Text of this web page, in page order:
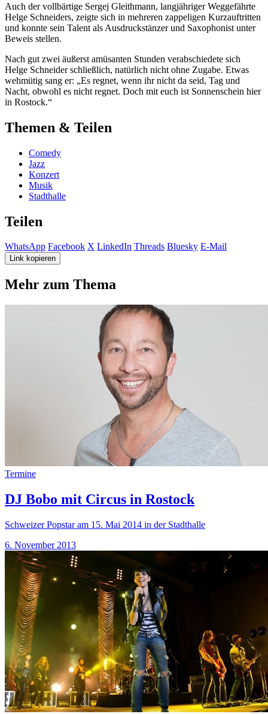
Auch der vollbärtige Sergej Gleithmann, langjähriger Weggefährte
Helge Schneiders, zeigte sich in mehreren zappeligen Kurzauftritten
und konnte sein Talent als Ausdruckstänzer und Saxophonist unter
Beweis stellen.
Nach gut zwei äußerst amüsanten Stunden verabschiedete sich
Helge Schneider schließlich, natürlich nicht ohne Zugabe. Etwas
wehmütig sang er: „Es regnet, wenn ihr nicht da seid, Tag und
Nacht, obwohl es nicht regnet. Doch mit euch ist Sonnenschein hier
in Rostock.“
Themen & Teilen
Comedy
Jazz
Konzert
Musik
Stadthalle
Teilen
WhatsApp Facebook X LinkedIn Threads Bluesky E-Mail
Link kopieren
Mehr zum Thema
Termine
DJ Bobo mit Circus in Rostock
Schweizer Popstar am 15. Mai 2014 in der Stadthalle
6. November 2013